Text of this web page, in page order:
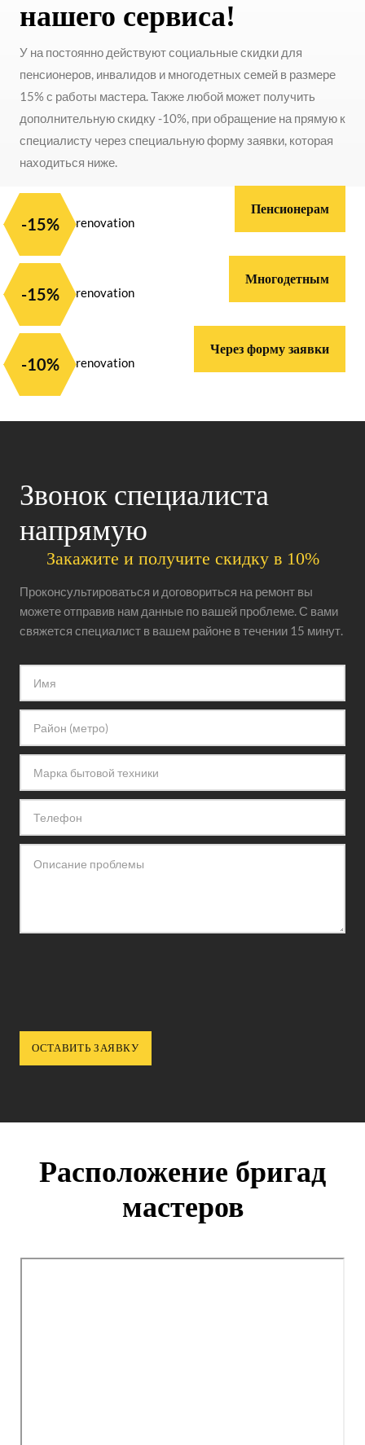
нашего сервиса!
У на постоянно действуют социальные скидки для
пенсионеров, инвалидов и многодетных семей в размере
15% с работы мастера. Также любой может получить
дополнительную скидку -10%, при обращение на прямую к
специалисту через специальную форму заявки, которая
находиться ниже.
-15%
Пенсионерам
-15%
Многодетным
-10%
Через форму заявки
Звонок специалиста
напрямую
Закажите и получите скидку в 10%
Проконсультироваться и договориться на ремонт вы
можете отправив нам данные по вашей проблеме. С вами
свяжется специалист в вашем районе в течении 15 минут.
Расположение бригад
мастеров